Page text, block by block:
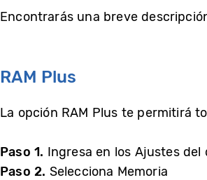
Encontrarás una breve
RAM Plus
La opción RAM Plus te permitirá
Paso 1. Ingresa en los Ajustes
Paso 2. Selecciona Memoria